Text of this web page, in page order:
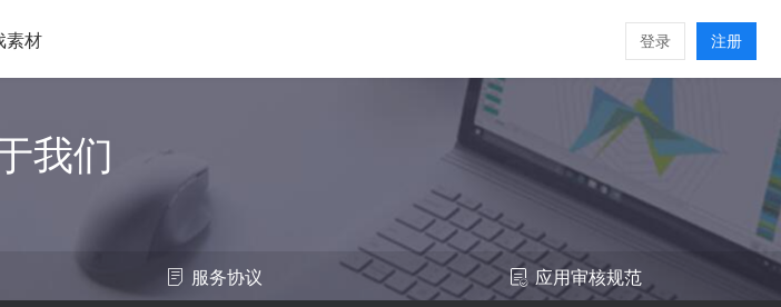
素材 登录 注册
我们
服务协议 应用审核规范